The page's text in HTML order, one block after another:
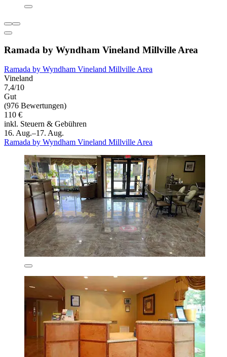
Ramada by Wyndham Vineland Millville Area
Ramada by Wyndham Vineland Millville Area
Vineland
7,4/10
Gut
(976 Bewertungen)
110 €
inkl. Steuern & Gebühren
16. Aug.–17. Aug.
Ramada by Wyndham Vineland Millville Area